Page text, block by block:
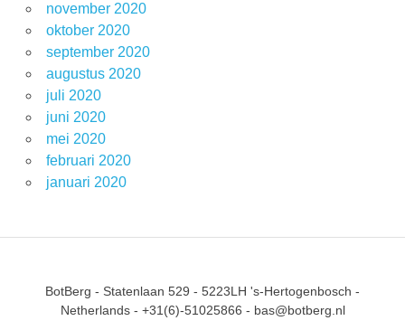
november 2020
oktober 2020
september 2020
augustus 2020
juli 2020
juni 2020
mei 2020
februari 2020
januari 2020
BotBerg - Statenlaan 529 - 5223LH 's-Hertogenbosch -
Netherlands - +31(6)-51025866 - bas@botberg.nl